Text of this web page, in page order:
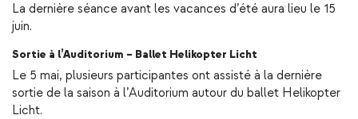
La dernière séance avant les vacances d’été aura lieu le 15
juin.
Sortie à l’Auditorium – Ballet Helikopter Licht
Le 5 mai, plusieurs participantes ont assisté à la dernière
sortie de la saison à l’Auditorium autour du ballet Helikopter
Licht.